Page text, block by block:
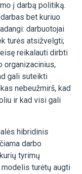
į darbą politiką.
bet kuriuo
darbuotojai
turės atsižvelgti;
reikalauti dirbti
organizacinius,
gali suteikti
nebeužmirš, kad
ir kad visi gali
hibridinis
darbo
tyrimų
turėtų augti